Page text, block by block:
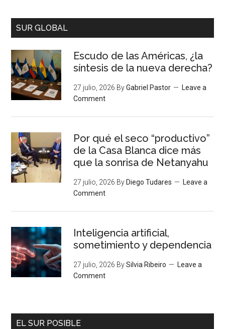
SUR GLOBAL
Escudo de las Américas, ¿la
síntesis de la nueva derecha?
27 julio, 2026 ByGabriel Pastor
Leave a
Comment
Por qué el seco “productivo”
de la Casa Blanca dice más
que la sonrisa de Netanyahu
27 julio, 2026 By Diego Tudares
Leave a
Comment
Inteligencia artificial,
sometimiento y dependencia
27 julio, 2026 BySilvia Ribeiro
Leave a
Comment
EL SUR POSIBLE